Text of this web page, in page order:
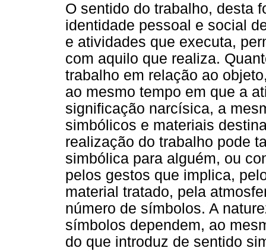
O sentido do trabalho, desta
identidade pessoal e social
e atividades que executa,
com aquilo que realiza.
trabalho em relação ao
ao mesmo tempo em que a
significação narcísica, a
simbólicos e materiais
realização do trabalho pode
simbólica para alguém, ou
pelos gestos que implica,
material tratado, pela
número de símbolos. A
símbolos dependem, ao
do que introduz de sentido